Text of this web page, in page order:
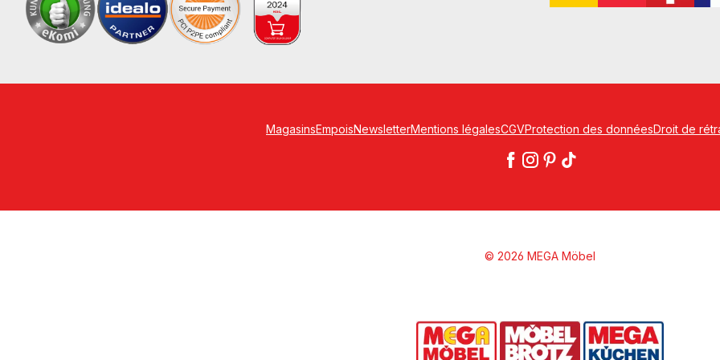
MagasinsEmpoisNewsletterMentions légalesCGVProtection des donnéesDroit de
© 2026 MEGA Möbel